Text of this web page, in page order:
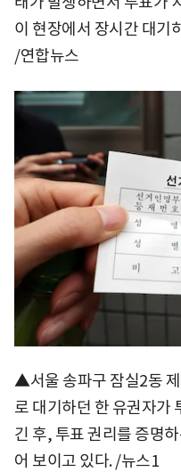
이 현장에서 장시간 대기
/연합뉴스
▲서울 송파구 잠실2동
로 대기하던 한 유권자가
긴 후, 투표 권리를 증명
어 보이고 있다. /뉴스1